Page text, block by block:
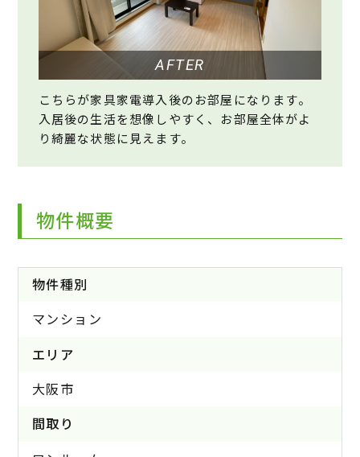
AFTER
こちらが家具家電導入後のお部屋になります。
入居後の生活を想像しやすく、お部屋全体がよ
り綺麗な状態に見えます。
物件概要
物件種別
マンション
エリア
大阪市
間取り